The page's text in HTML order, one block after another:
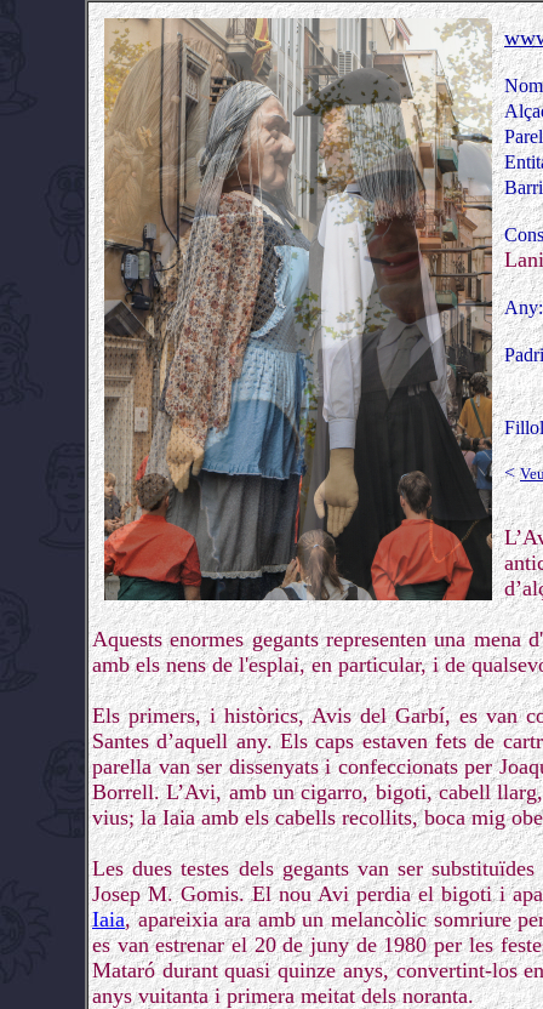
<
Aquests enormes gegants representen una
amb els nens de l'esplai, en particular, i de
Els primers, i històrics, Avis del Garbí, es van
Santes d’aquell any. Els caps estaven fets de
parella van ser dissenyats i confeccionats per
Borrell. L’Avi, amb un cigarro, bigoti, cabell
vius; la Iaia amb els cabells recollits, boca mig
Les dues testes dels gegants van ser
Josep M. Gomis. El nou Avi perdia el bigoti i
Iaia, apareixia ara amb un melancòlic somriure
es van estrenar el 20 de juny de 1980 per les
Mataró durant quasi quinze anys, convertint-los
anys vuitanta i primera meitat dels noranta.